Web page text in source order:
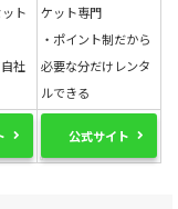
ト
社
ケット専門
・ポイント制だから
必要な分だけレンタ
ルできる
公式サイト